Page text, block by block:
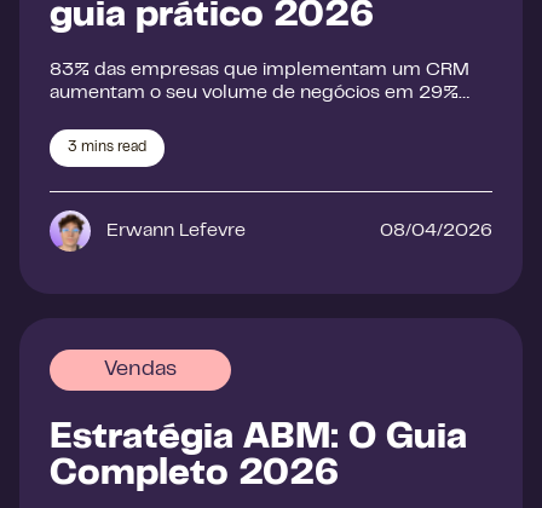
guia prático 2026
83% das empresas que implementam um CRM
aumentam o seu volume de negócios em 29%…
3 mins read
Erwann Lefevre 08/04/2026
Vendas
Estratégia ABM: O Guia
Completo 2026